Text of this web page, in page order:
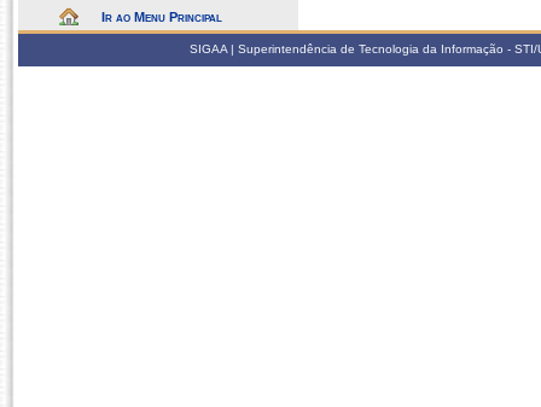
Ir ao Menu Principal
SIGAA | Superintendência de Tecnologia da Informação -